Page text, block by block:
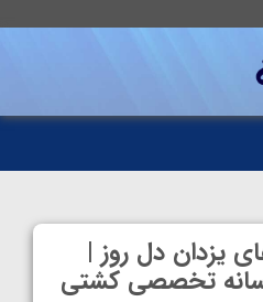
یزدان دل روز |
تخصصی کشتی